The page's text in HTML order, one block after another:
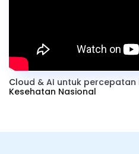
Cloud & AI untuk
Kesehatan Nasional